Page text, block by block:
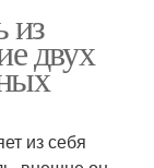
из
двух
из себя